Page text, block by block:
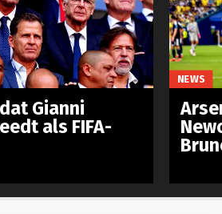
Gianni
als FIFA-
NEWS